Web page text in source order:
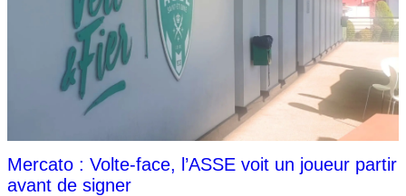
Mercato : Volte-face, l’ASSE voit un joueur partir
avant de signer